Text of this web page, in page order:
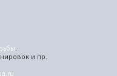
.
и пр.